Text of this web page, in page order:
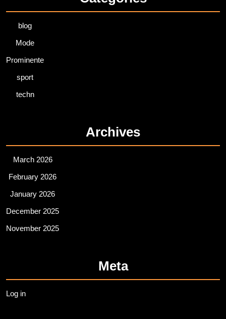
blog
Mode
Prominente
sport
techn
Archives
March 2026
February 2026
January 2026
December 2025
November 2025
Meta
Log in